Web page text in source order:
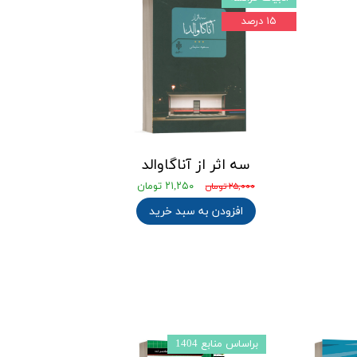
سه اثر از آناگاوالد
۲۵,۰۰۰ تومان ۲۱,۲۵۰ تومان
افزودن به سبد خرید
۱۵ درصد
براساس منابع 1404